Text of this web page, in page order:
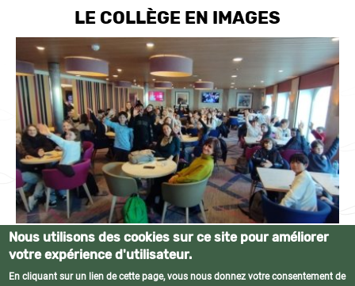
LE COLLÈGE EN IMAGES
© Collège privé Bobée • Tous droits réservés •Mentions légales•Plan du
Nous utilisons des cookies sur ce site pour améliorer
votre expérience d'utilisateur.
En cliquant sur un lien de cette page, vous nous donnez votre consentement de